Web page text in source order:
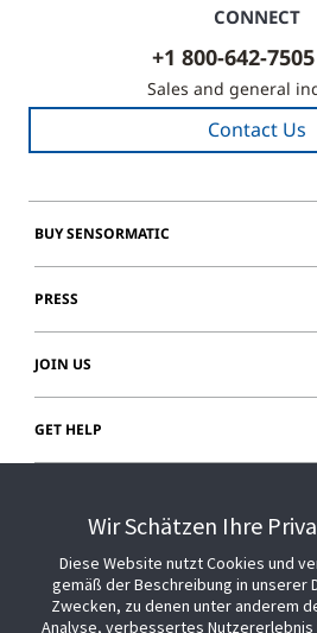
CONNECT
+1 800-642-
Sales and general
Contact Us
BUY SENSORMATIC
PRESS
JOIN US
GET HELP
Wir Schätzen Ihre
Diese Website nutzt Cookies und
gemäß der Beschreibung in unserer
Zwecken, zu denen unter anderem
Analyse, verbessertes Nutzererlebnis